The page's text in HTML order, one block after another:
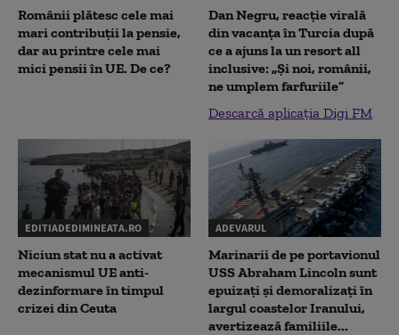
Românii plătesc cele mai
mari contribuții la pensie,
dar au printre cele mai
mici pensii în UE. De ce?
Dan Negru, reacție virală
din vacanța în Turcia după
ce a ajuns la un resort all
inclusive: „Și noi, românii,
ne umplem farfuriile”
Descarcă aplicația Digi FM
EDITIADEDIMINEATA.RO
Niciun stat nu a activat
mecanismul UE anti-
dezinformare în timpul
crizei din Ceuta
ADEVARUL
Marinarii de pe portavionul
USS Abraham Lincoln sunt
epuizați și demoralizați în
largul coastelor Iranului,
avertizează familiile...